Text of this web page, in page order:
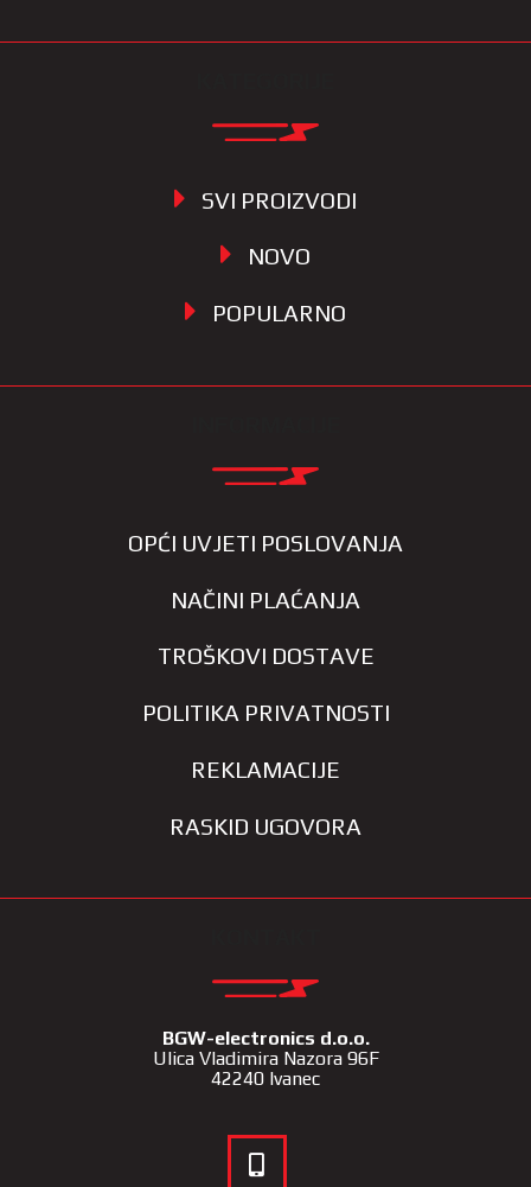
SVI PROIZVODI
NOVO
POPULARNO
OPĆI UVJETI POSLOVANJA
NAČINI PLAĆANJA
TROŠKOVI DOSTAVE
POLITIKA PRIVATNOSTI
REKLAMACIJE
RASKID UGOVORA
BGW-electronics d.o.o.
Ulica Vladimira Nazora 96F
42240 Ivanec